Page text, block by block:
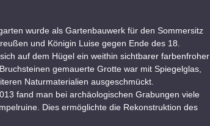
wurde als Gartenbauwerk für den Sommersitz
und Königin Luise gegen Ende des 18.
auf dem Hügel ein weithin sichtbarer farbenfroher
gemauerte Grotte war mit Spiegelglas,
Naturmaterialien ausgeschmückt.
fand man bei archäologischen Grabungen viele
Dies ermöglichte die Rekonstruktion des